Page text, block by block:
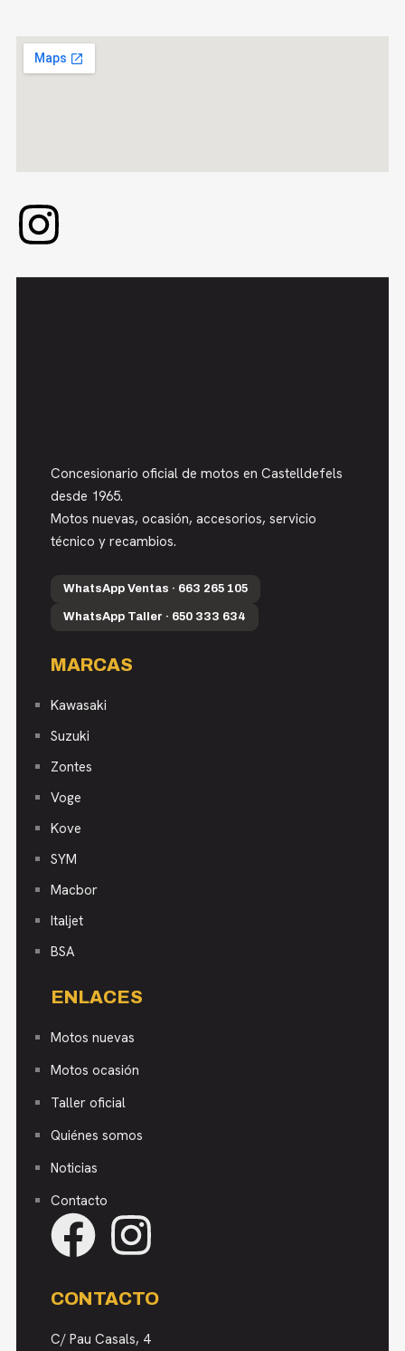
Concesionario oficial de motos en Castelldefels
desde 1965.
Motos nuevas, ocasión, accesorios, servicio
técnico y recambios.
WhatsApp Ventas · 663 265 105
WhatsApp Taller · 650 333 634
MARCAS
Kawasaki
Suzuki
Zontes
Voge
Kove
SYM
Macbor
Italjet
BSA
ENLACES
Motos nuevas
Motos ocasión
Taller oficial
Quiénes somos
Noticias
Contacto
CONTACTO
C/ Pau Casals, 4